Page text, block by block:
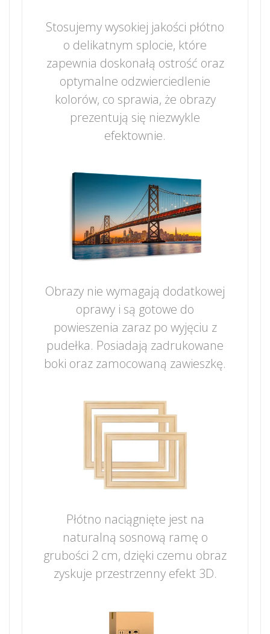
Stosujemy wysokiej jakości płótno
o delikatnym splocie, które
zapewnia doskonałą ostrość oraz
optymalne odzwierciedlenie
kolorów, co sprawia, że obrazy
prezentują się niezwykle
efektownie.
Obrazy nie wymagają dodatkowej
oprawy i są gotowe do
powieszenia zaraz po wyjęciu z
pudełka. Posiadają zadrukowane
boki oraz zamocowaną zawieszkę.
Płótno naciągnięte jest na
naturalną sosnową ramę o
grubości 2 cm, dzięki czemu obraz
zyskuje przestrzenny efekt 3D.